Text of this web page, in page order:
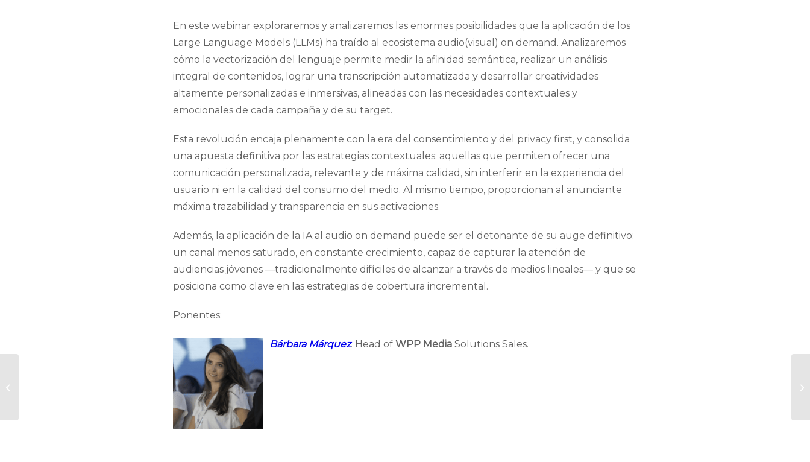
En este webinar exploraremos y analizaremos las enormes posibilidades que la aplicación de los
Large Language Models (LLMs) ha traído al ecosistema audio(visual) on demand. Analizaremos
cómo la vectorización del lenguaje permite medir la afinidad semántica, realizar un análisis
integral de contenidos, lograr una transcripción automatizada y desarrollar creatividades
altamente personalizadas e inmersivas, alineadas con las necesidades contextuales y
emocionales de cada campaña y de su target.
Esta revolución encaja plenamente con la era del consentimiento y del privacy first, y consolida
una apuesta definitiva por las estrategias contextuales: aquellas que permiten ofrecer una
comunicación personalizada, relevante y de máxima calidad, sin interferir en la experiencia del
usuario ni en la calidad del consumo del medio. Al mismo tiempo, proporcionan al anunciante
máxima trazabilidad y transparencia en sus activaciones.
Además, la aplicación de la IA al audio on demand puede ser el detonante de su auge definitivo:
un canal menos saturado, en constante crecimiento, capaz de capturar la atención de
audiencias jóvenes —tradicionalmente difíciles de alcanzar a través de medios lineales— y que se
posiciona como clave en las estrategias de cobertura incremental.
Ponentes:
Bárbara Márquez. Head of WPP Media Solutions Sales.